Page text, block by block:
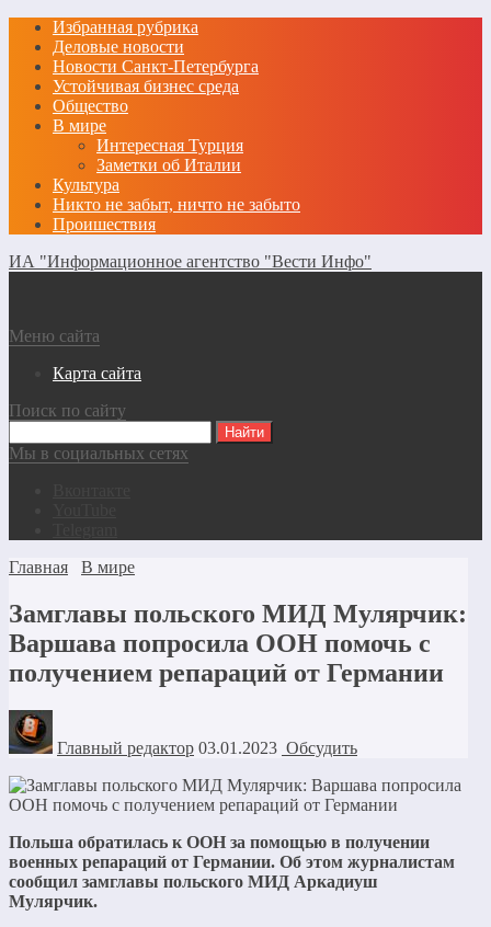
Избранная рубрика
Деловые новости
Новости Санкт-Петербурга
Устойчивая бизнес среда
Общество
В мире
Интересная Турция
Заметки об Италии
Культура
Никто не забыт, ничто не забыто
Проишествия
ИА "Информационное агентство "Вести Инфо"
Меню сайта
Карта сайта
Поиск по сайту
Мы в социальных сетях
Главная
В мире
Замглавы польского МИД Мулярчик:
Варшава попросила ООН помочь с
получением репараций от Германии
Главный редактор 03.01.2023 Обсудить
Польша обратилась к ООН за помощью в получении
военных репараций от Германии. Об этом журналистам
сообщил замглавы польского МИД Аркадиуш
Мулярчик.